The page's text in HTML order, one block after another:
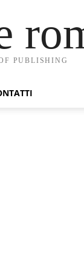
PUBLISHING